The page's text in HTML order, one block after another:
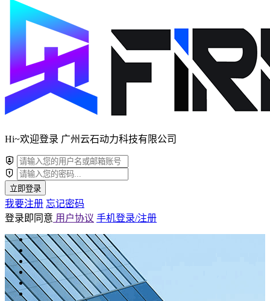
Hi~欢迎登录 广州云石动力科技有限公司
立即登录
我要注册 忘记密码
登录即同意 用户协议 手机登录/注册